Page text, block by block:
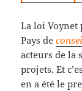
La loi Voynet
Pays de
acteurs de la
projets. Et
en a été le